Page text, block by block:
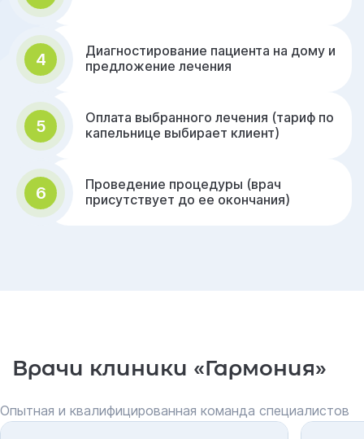
4
Диагностирование пациента на дому и
предложение лечения
5
Оплата выбранного лечения (тариф по
капельнице выбирает клиент)
6
Проведение процедуры (врач
присутствует до ее окончания)
Врачи клиники «Гармония»
Опытная и квалифицированная команда специалистов